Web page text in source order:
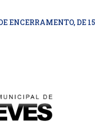
ENCERRAMENTO, DE 15